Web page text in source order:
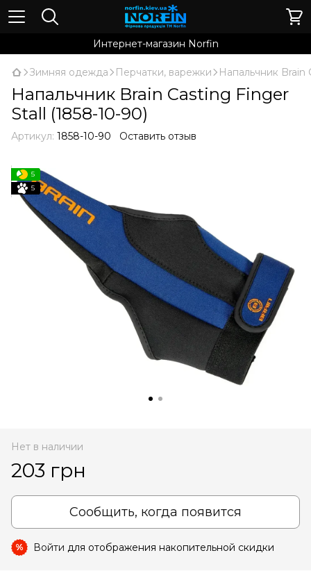
Интернет-магазин Norfin
Зимняя одежда Перчатки, варежки Напальчник Brain
Напальчник Brain Casting Finger
Stall (1858-10-90)
Артикул: 1858-10-90 Оставить отзыв
5
5
Нет в наличии
203 грн
Сообщить, когда появится
% Войти для отображения накопительной скидки